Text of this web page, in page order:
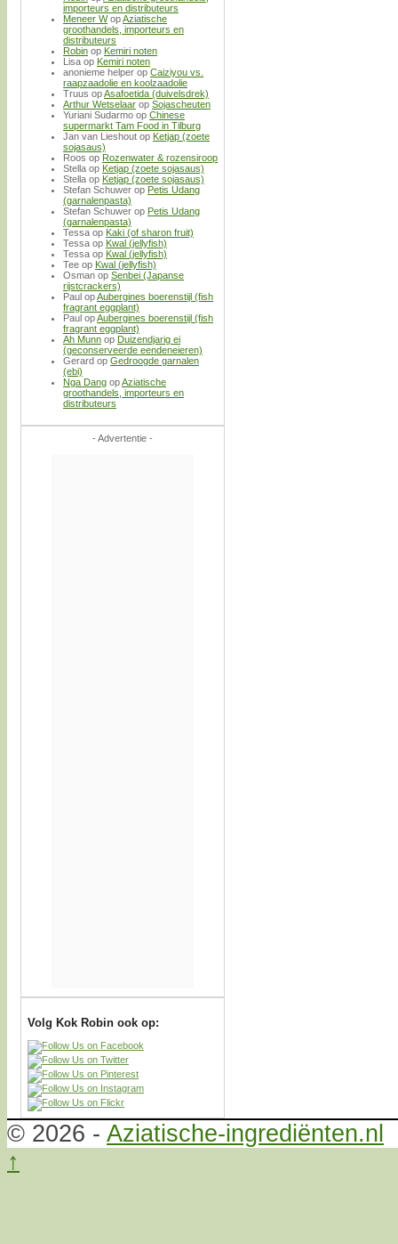
importeurs en distributeurs
Meneer WopAziatische
groothandels, importeurs en
distributeurs
Robin op Kemiri noten
Lisa op Kemiri noten
anonieme helper op Caiziyou vs.
raapzaadolie en koolzaadolie
Truus opAsafoetida (duivelsdrek)
Arthur Wetselaar op Sojascheuten
Yuriani Sudarmo op Chinese
supermarkt Tam Food in Tilburg
Jan van Lieshout op Ketjap (zoete
sojasaus)
Roos op Rozenwater & rozensiroop
Stella op Ketjap (zoete sojasaus)
Stella op Ketjap (zoete sojasaus)
Stefan Schuwer op Petis Udang
(garnalenpasta)
Stefan Schuwer op Petis Udang
(garnalenpasta)
Tessa op Kaki (of sharon fruit)
Tessa op Kwal (jellyfish)
Tessa op Kwal (jellyfish)
Tee op Kwal (jellyfish)
Osman op Senbei (Japanse
rijstcrackers)
Paul opAubergines boerenstijl (fish
fragrant eggplant)
Paul opAubergines boerenstijl (fish
fragrant eggplant)
Ah Munn op Duizendjarig ei
(geconserveerde eendeneieren)
Gerard op Gedroogde garnalen
(ebi)
Nga Dang opAziatische
groothandels, importeurs en
distributeurs
- Advertentie -
Volg Kok Robin ook op:
© 2026 - Aziatische-ingrediënten.nl
↑